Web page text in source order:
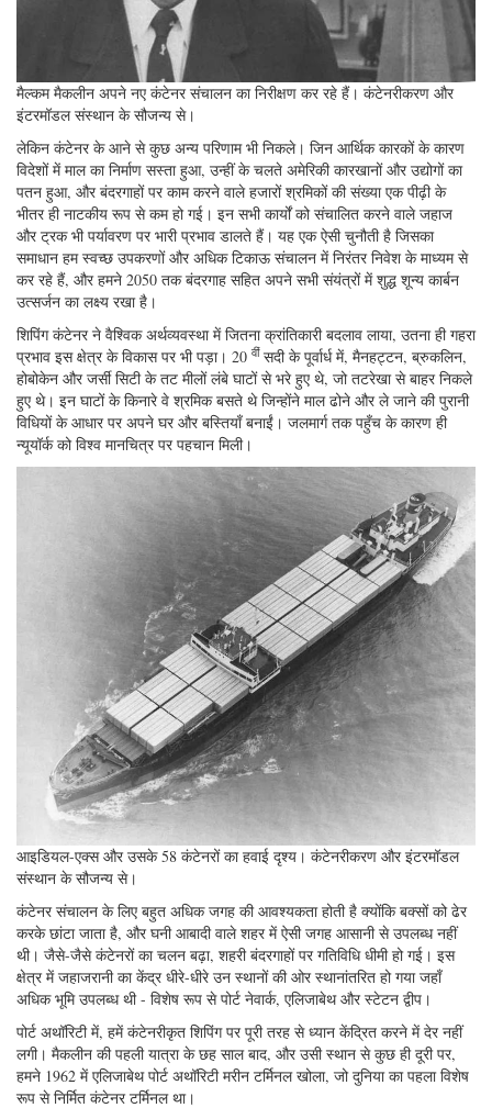
मैल्कम मैकलीन अपने नए कंटेनर संचालन का निरीक्षण कर रहे हैं। कंटेनरीकरण और
इंटरमॉडल संस्थान के सौजन्य से।
लेकिन कंटेनर के आने से कुछ अन्य परिणाम भी निकले। जिन आर्थिक कारकों के कारण
विदेशों में माल का निर्माण सस्ता हुआ, उन्हीं के चलते अमेरिकी कारखानों और उद्योगों का
पतन हुआ, और बंदरगाहों पर काम करने वाले हजारों श्रमिकों की संख्या एक पीढ़ी के
भीतर ही नाटकीय रूप से कम हो गई। इन सभी कार्यों को संचालित करने वाले जहाज
और ट्रक भी पर्यावरण पर भारी प्रभाव डालते हैं। यह एक ऐसी चुनौती है जिसका
समाधान हम स्वच्छ उपकरणों और अधिक टिकाऊ संचालन में निरंतर निवेश के माध्यम से
कर रहे हैं, और हमने 2050 तक बंदरगाह सहित अपने सभी संयंत्रों में शुद्ध शून्य कार्बन
उत्सर्जन का लक्ष्य रखा है।
शिपिंग कंटेनर ने वैश्विक अर्थव्यवस्था में जितना क्रांतिकारी बदलाव लाया, उतना ही गहरा
प्रभाव इस क्षेत्र के विकास पर भी पड़ा। 20 वींसदी के पूर्वार्ध में, मैनहट्टन, ब्रुकलिन,
होबोकेन और जर्सी सिटी के तट मीलों लंबे घाटों से भरे हुए थे, जो तटरेखा से बाहर निकले
हुए थे। इन घाटों के किनारे वे श्रमिक बसते थे जिन्होंने माल ढोने और ले जाने की पुरानी
विधियों के आधार पर अपने घर और बस्तियाँ बनाईं। जलमार्ग तक पहुँच के कारण ही
न्यूयॉर्क को विश्व मानचित्र पर पहचान मिली।
आइडियल-एक्स और उसके 58 कंटेनरों का हवाई दृश्य। कंटेनरीकरण और इंटरमॉडल
संस्थान के सौजन्य से।
कंटेनर संचालन के लिए बहुत अधिक जगह की आवश्यकता होती है क्योंकि बक्सों को ढेर
करके छांटा जाता है, और घनी आबादी वाले शहर में ऐसी जगह आसानी से उपलब्ध नहीं
थी। जैसे-जैसे कंटेनरों का चलन बढ़ा, शहरी बंदरगाहों पर गतिविधि धीमी हो गई। इस
क्षेत्र में जहाजरानी का केंद्र धीरे-धीरे उन स्थानों की ओर स्थानांतरित हो गया जहाँ
अधिक भूमि उपलब्ध थी - विशेष रूप से पोर्ट नेवार्क, एलिजाबेथ और स्टेटन द्वीप।
पोर्ट अथॉरिटी में, हमें कंटेनरीकृत शिपिंग पर पूरी तरह से ध्यान केंद्रित करने में देर नहीं
लगी। मैकलीन की पहली यात्रा के छह साल बाद, और उसी स्थान से कुछ ही दूरी पर,
हमने 1962 में एलिजाबेथ पोर्ट अथॉरिटी मरीन टर्मिनल खोला, जो दुनिया का पहला विशेष
रूप से निर्मित कंटेनर टर्मिनल था।